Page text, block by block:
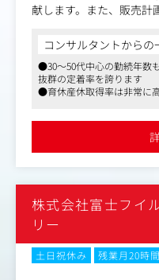
献します。また、販売計
的かつ持続的な成長を支
【具体的な業務内容】
・広報・広告・営業支援
・営業部門との定期的な
・書店・法人等チャネ
・営業・販売データ分
コンサルタントからの
●30～50代中心の勤続年数
抜群の定着率を誇ります
●育休産休取得率は非常に
株式会社富士フイ
リー
土日祝休み 残業月20時